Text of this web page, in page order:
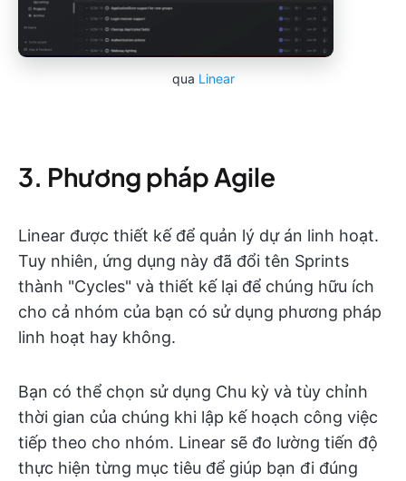
qua Linear
3. Phương pháp Agile
Linear được thiết kế để quản lý dự án linh hoạt.
Tuy nhiên, ứng dụng này đã đổi tên Sprints
thành "Cycles" và thiết kế lại để chúng hữu ích
cho cả nhóm của bạn có sử dụng phương pháp
linh hoạt hay không.
Bạn có thể chọn sử dụng Chu kỳ và tùy chỉnh
thời gian của chúng khi lập kế hoạch công việc
tiếp theo cho nhóm. Linear sẽ đo lường tiến độ
thực hiện từng mục tiêu để giúp bạn đi đúng